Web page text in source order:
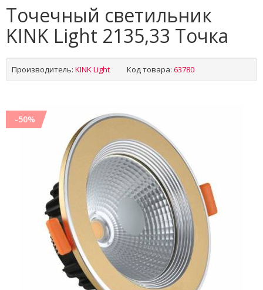
Точечный светильник
KINK Light 2135,33 Точка
Производитель: KINK Light Код товара: 63780
-50%